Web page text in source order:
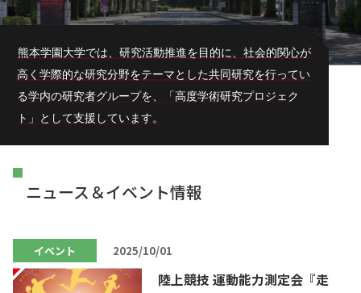
熊本学園大学では、研究活動推進を目的に、社会的関心が
高く学際的な研究分野をテーマとした共同研究を行ってい
る学内の研究者グループを、「高度学術研究プロジェク
ト」として支援しています。
ニュース＆イベント情報
イベント 2025/10/01
陸上競技 運動能力測定会『走